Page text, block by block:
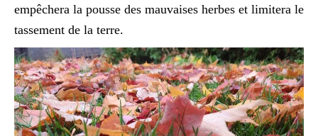
empêchera la pousse des mauvaises herbes et limitera le
tassement de la terre.